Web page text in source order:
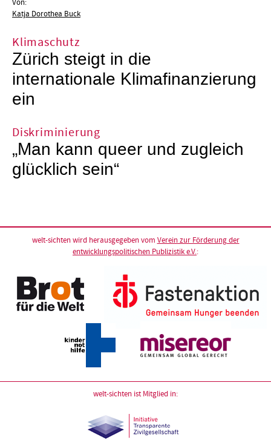
Von:
Katja Dorothea Buck
Klimaschutz
Zürich steigt in die
internationale Klimafinanzierung
ein
Diskriminierung
„Man kann queer und zugleich
glücklich sein“
welt-sichten wird herausgegeben vom Verein zur Förderung der
entwicklungspolitischen Publizistik e.V.:
welt-sichten ist Mitglied in: